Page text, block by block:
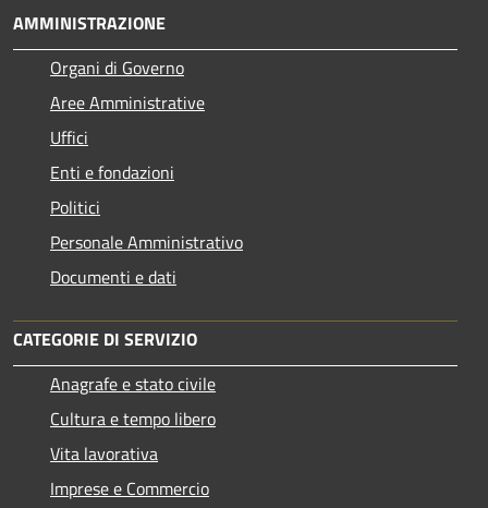
AMMINISTRAZIONE
Organi di Governo
Aree Amministrative
Uffici
Enti e fondazioni
Politici
Personale Amministrativo
Documenti e dati
CATEGORIE DI SERVIZIO
Anagrafe e stato civile
Cultura e tempo libero
Vita lavorativa
Imprese e Commercio